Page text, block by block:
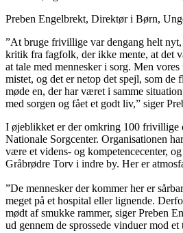
Preben Engelbrekt, Direktør i Børn,
”At bruge frivillige var dengang helt
kritik fra fagfolk, der ikke mente, at det
at tale med mennesker i sorg. Men
mistet, og det er netop det spejl, som de
møde en, der har været i samme
med sorgen og fået et godt liv,” siger
I øjeblikket er der omkring 100 frivillige
Nationale Sorgcenter. Organisationen
være et videns- og kompetencecenter,
Gråbrødre Torv i indre by. Her er
”De mennesker der kommer her er
meget på et hospital eller lignende.
mødt af smukke rammer, siger Preben
ud gennem de sprossede vinduer mod